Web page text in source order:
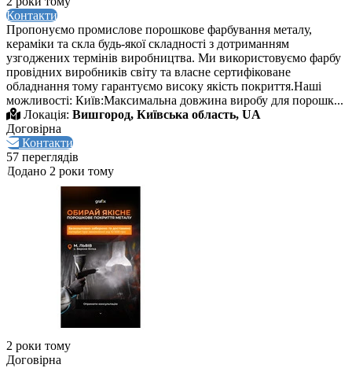
Контакти
Пропонуємо промислове порошкове фарбування металу,
кераміки та скла будь-якої складності з дотриманням
узгоджених термінів виробництва. Ми використовуємо фарбу
провідних виробників світу та власне сертифіковане
обладнання тому гарантуємо високу якість покриття.Наші
можливості: Київ:Максимальна довжина виробу для порошк...
Локація: Вишгород, Київська область, UA
Договірна
Контакти
57 переглядів
Додано 2 роки тому
2 роки тому
Договірна